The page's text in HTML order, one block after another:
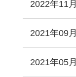
2022年11月
2021年09月
2021年05月